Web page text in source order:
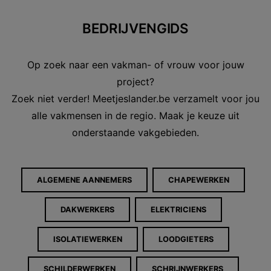
BEDRIJVENGIDS
Op zoek naar een vakman- of vrouw voor jouw
project?
Zoek niet verder! Meetjeslander.be verzamelt voor jou
alle vakmensen in de regio. Maak je keuze uit
onderstaande vakgebieden.
ALGEMENE AANNEMERS CHAPEWERKEN
DAKWERKERS ELEKTRICIENS
ISOLATIEWERKEN LOODGIETERS
SCHILDERWERKEN SCHRIJNWERKERS